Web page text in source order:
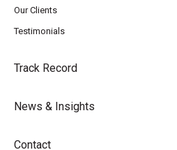
Our Clients
Testimonials
Track Record
News & Insights
Contact